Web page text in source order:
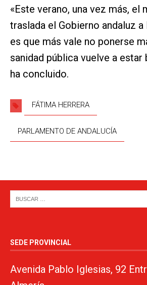
«Este verano, una vez más, el
traslada el Gobierno andaluz
es que más vale no ponerse
sanidad pública vuelve a estar
ha concluido.
FÁTIMA HERRERA
PARLAMENTO DE ANDALUCÍA
SEDE PROVINCIAL
Avenida Pablo Iglesias, 92